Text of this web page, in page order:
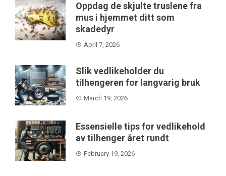
Oppdag de skjulte truslene fra
mus i hjemmet ditt som
skadedyr
April 7, 2026
Slik vedlikeholder du
tilhengeren for langvarig bruk
March 19, 2026
Essensielle tips for vedlikehold
av tilhenger året rundt
February 19, 2026